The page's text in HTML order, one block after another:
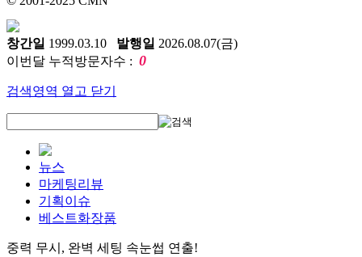
창간일 1999.03.10 발행일 2026.08.07(금)
이번달 누적방문자수 : 0
검색영역 열고 닫기
뉴스
마케팅리뷰
기획이슈
베스트화장품
중력 무시, 완벽 세팅 속눈썹 연출!